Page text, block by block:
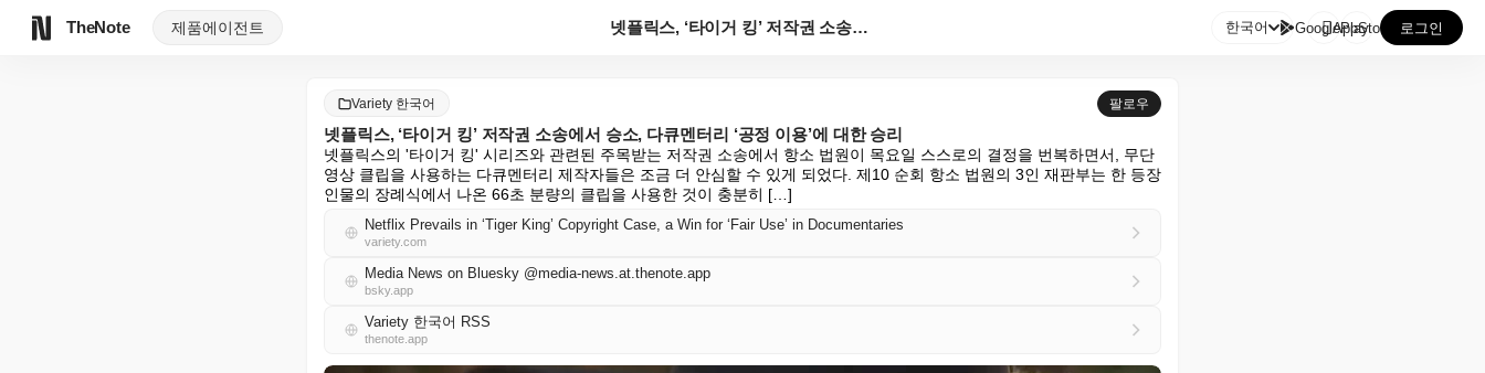
TheNote 제품에이전트 넷플릭스, ‘타이거 킹’ 저작권 소송에서 승소, 다큐멘... 한국어 GooglePlay
AppStore 로그인
Variety 한국어 팔로우
넷플릭스, ‘타이거 킹’ 저작권 소송에서 승소, 다큐멘터리 ‘공정 이용’에 대한 승리
넷플릭스의 '타이거 킹' 시리즈와 관련된 주목받는 저작권 소송에서 항소 법원이 목요일 스스로의 결정을 번복하면서, 무단
영상 클립을 사용하는 다큐멘터리 제작자들은 조금 더 안심할 수 있게 되었다. 제10 순회 항소 법원의 3인 재판부는 한 등장
인물의 장례식에서 나온 66초 분량의 클립을 사용한 것이 충분히 […]
Netflix Prevails in ‘Tiger King’ Copyright Case, a Win for ‘Fair Use’ in Documentaries
variety.com
Media News on Bluesky @media-news.at.thenote.app
bsky.app
Variety 한국어 RSS
thenote.app